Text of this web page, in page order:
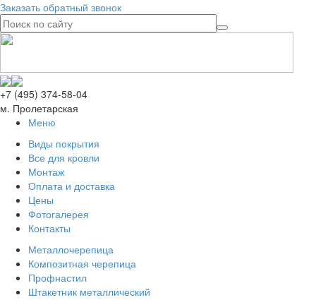
Заказать обратный звонок
+7 (495) 374-58-04
м. Пролетарская
Меню
Виды покрытия
Все для кровли
Монтаж
Оплата и доставка
Цены
Фотогалерея
Контакты
Металлочерепица
Композитная черепица
Профнастил
Штакетник металлический